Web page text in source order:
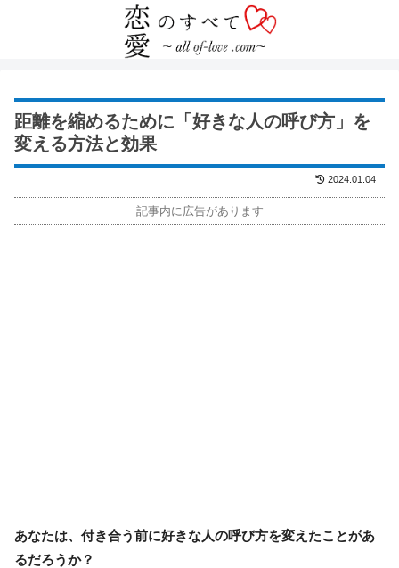
距離を縮めるために「好きな人の呼び方」を
変える方法と効果
2024.01.04
記事内に広告があります
あなたは、付き合う前に好きな人の呼び方を変えたことがあ
るだろうか？